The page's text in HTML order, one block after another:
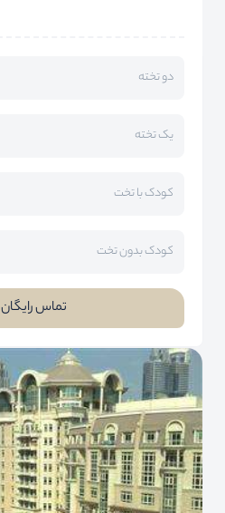
دو تخته
یک تخته
کودک با تخت
کودک بدون تخت
تماس رایگان